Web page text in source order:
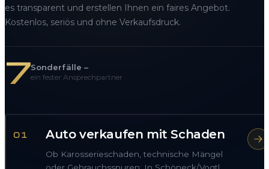
es transparent und erstellen Ihnen ein faires Angebot.
Kostenlos, seriös und ohne Verkaufsdruck.
7Sonderfälle –
ein fester Ansprechpartner
01 Auto verkaufen mit Schaden
Ob Karosserieschaden, technische Mängel